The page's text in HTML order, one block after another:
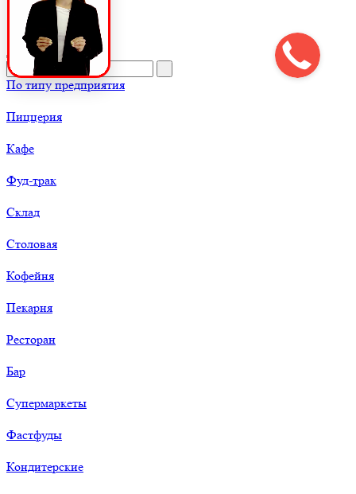
По типу предприятия
Пиццерия
Кафе
Фуд-трак
Склад
Столовая
Кофейня
Пекарня
Ресторан
Бар
Супермаркеты
Фастфуды
Кондитерские